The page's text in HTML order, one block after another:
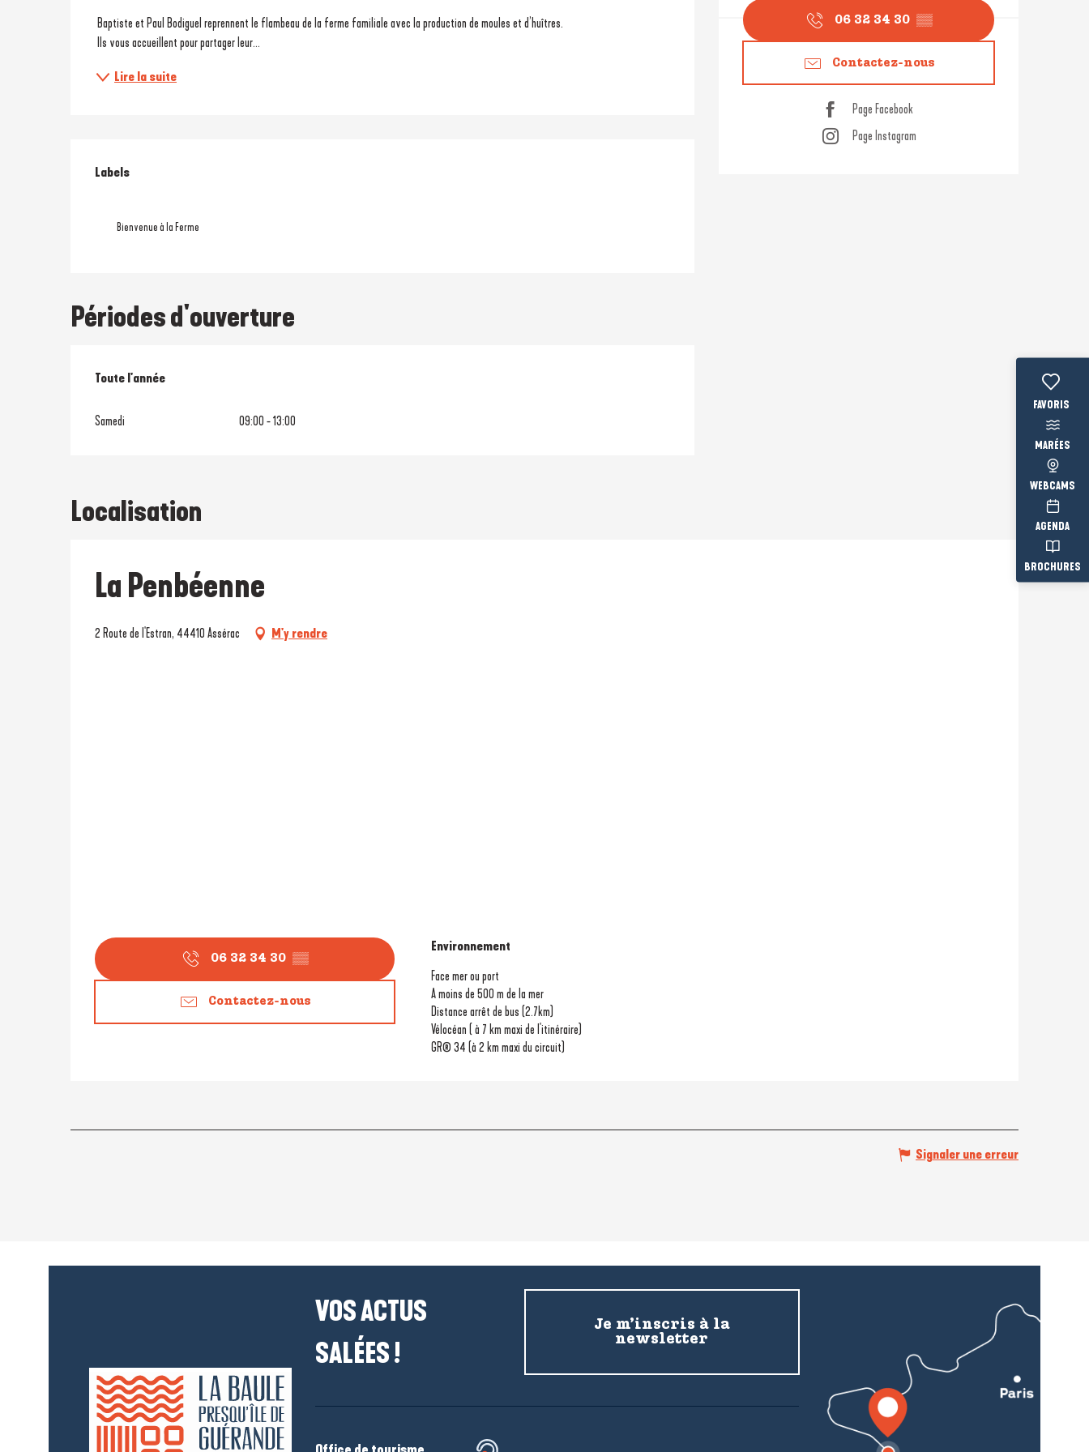
Voir les
MARÉES
WEBCAMS
AGENDA
BROCHURES
06 32 34 30 ▒▒
Contactez-nous
Page Facebook
Page Instagram
Baptiste et Paul Bodiguel reprennent le flambeau de la ferme familiale avec la production de moules et d’huîtres.
Ils vous accueillent pour partager leur...
Lire la suite
Offres de prestations
Labels
Labels
Bienvenue à la Ferme
Périodes d'ouverture
Toute l'année
Toute l'année
Samedi 09:00 - 13:00
Localisation
La Penbéenne
2 Route de l'Estran, 44410 Assérac M'y rendre
06 32 34 30 ▒▒
Contactez-nous
Environnement
Environnement
Face mer ou port
A moins de 500 m de la mer
Distance arrêt de bus (2.7km)
Vélocéan ( à 7 km maxi de l'itinéraire)
GR® 34 (à 2 km maxi du circuit)
Signaler une erreur
VOS ACTUS
SALÉES !
Je m’inscris à la
newsletter